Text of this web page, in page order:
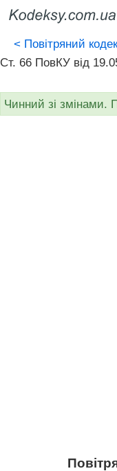
< Повітряний
Ст. 66 ПовКУ від
Чинний зі змінами.